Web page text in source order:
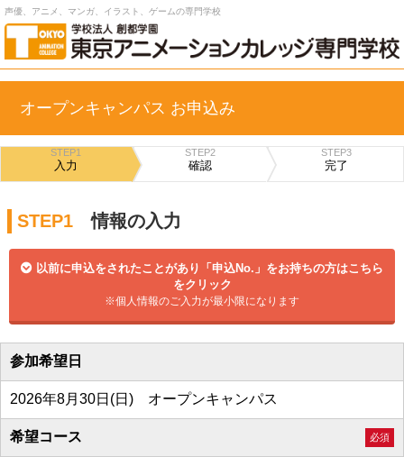
声優、アニメ、マンガ、イラスト、ゲームの専門学校
オープンキャンパス お申込み
STEP1
入力
STEP2
確認
STEP3
完了
STEP1 情報の入力
以前に申込をされたことがあり「申込No.」をお持ちの方はこちら
をクリック
※個人情報のご入力が最小限になります
参加希望日
2026年8月30日(日) オープンキャンパス
希望コース 必須